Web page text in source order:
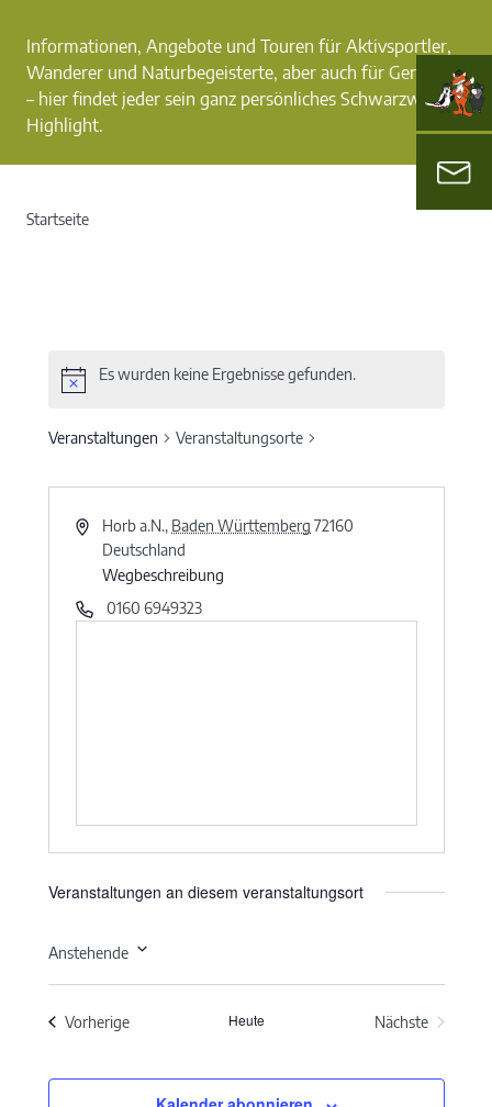
Informationen, Angebote und Touren für Aktivsportler,
Wanderer und Naturbegeisterte, aber auch für Genießer
– hier findet jeder sein ganz persönliches Schwarzwald-
Highlight.
Startseite
Es wurden keine Ergebnisse gefunden.
Veranstaltungen Veranstaltungsorte
Horb a.N., Baden Württemberg 72160
Deutschland
Wegbeschreibung
0160 6949323
Veranstaltungen an diesem veranstaltungsort
Anstehende
VorherigeVeranstaltungenHeute
Nächste